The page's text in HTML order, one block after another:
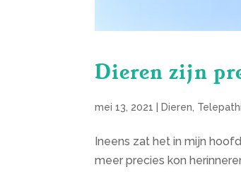
Dieren zijn
mei 13, 2021 Dieren,
Ineens zat het in mijn
meer precies kon